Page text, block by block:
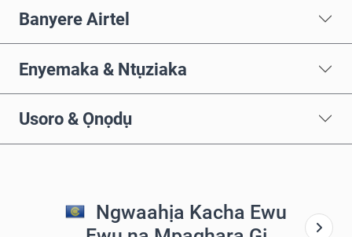
Banyere Airtel
Enyemaka & Ntụziaka
Usoro & Ọnọdụ
Ngwaahịa Kacha Ewu